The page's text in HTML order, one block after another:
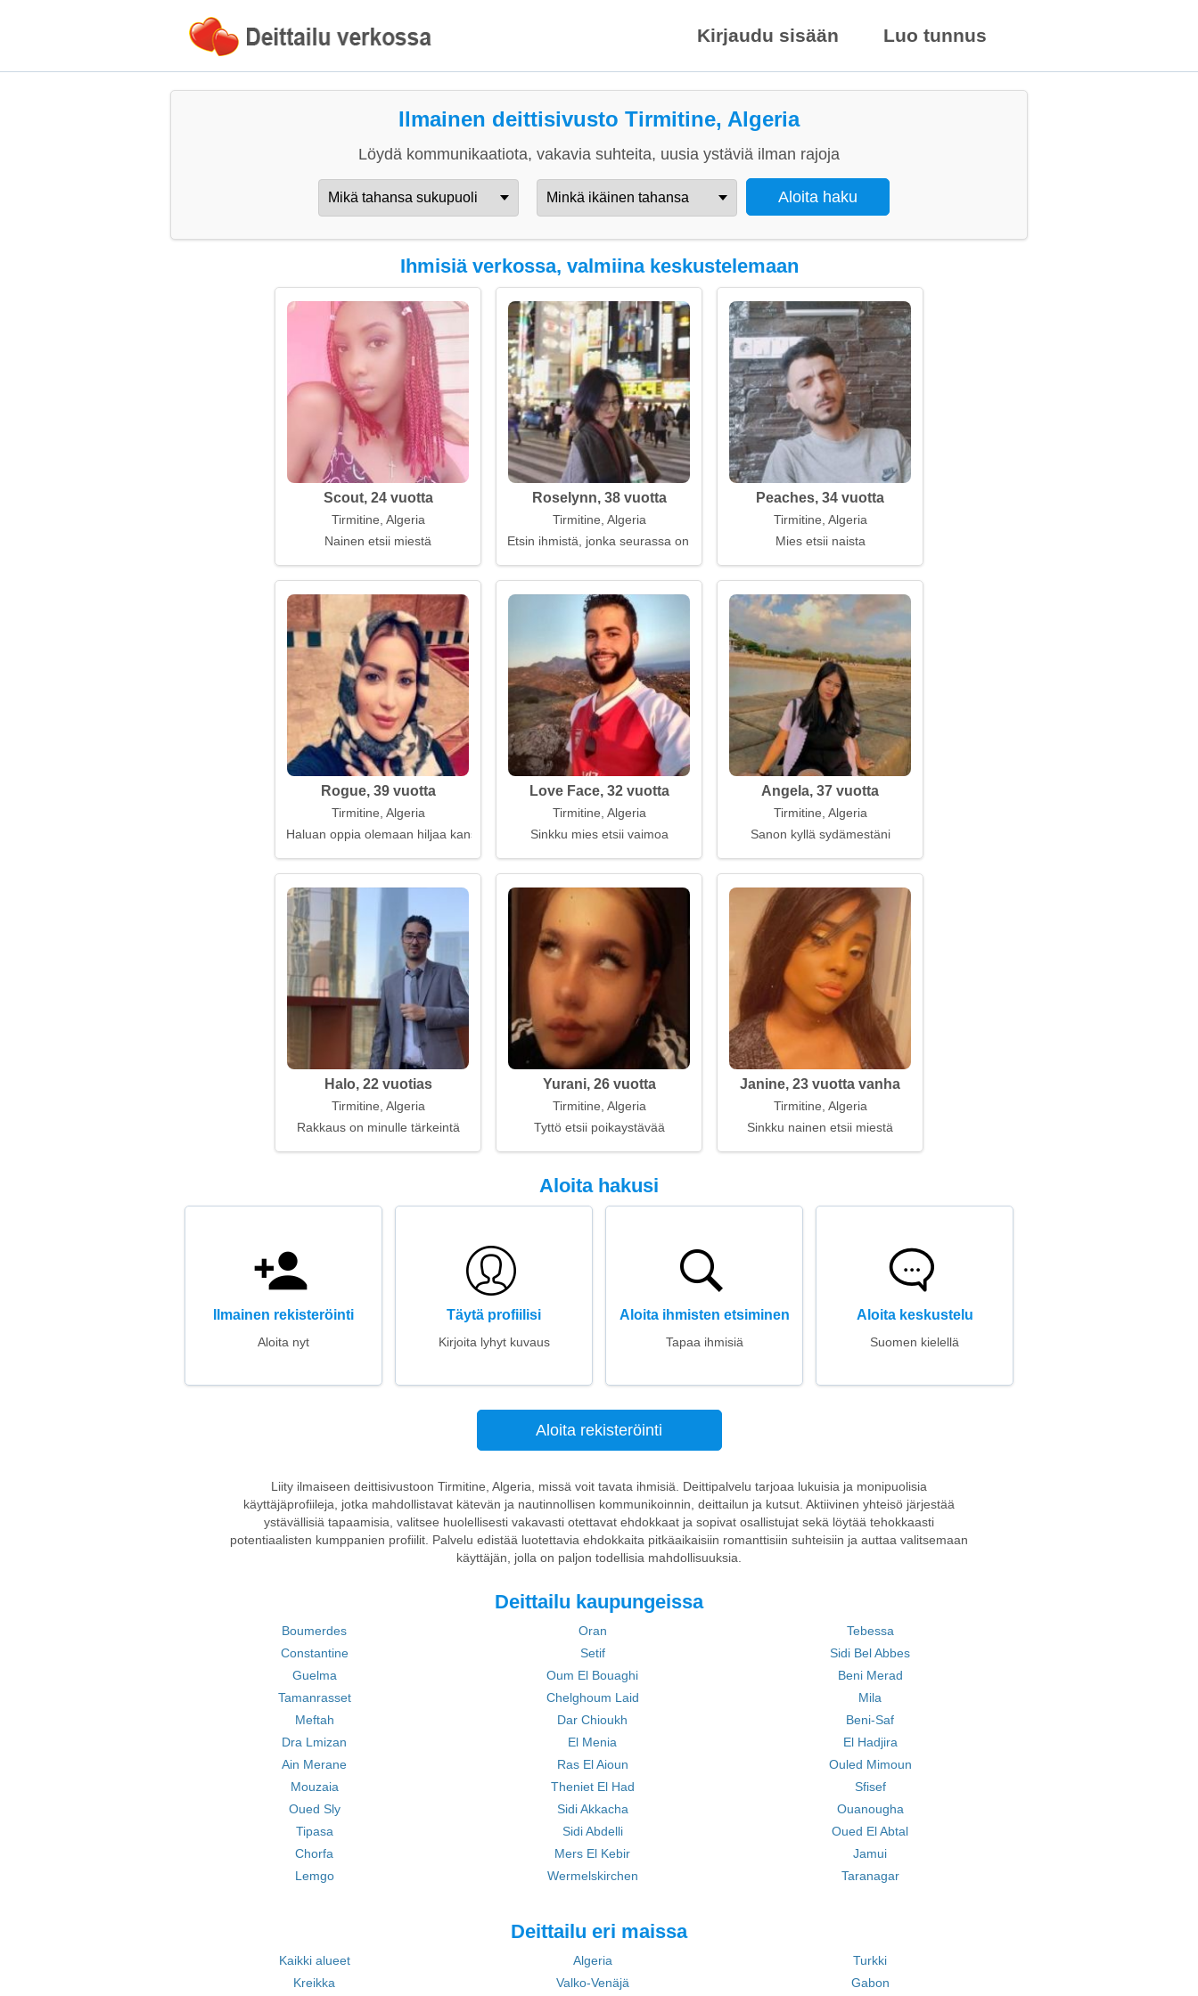
Kirjaudu sisään Luo tunnus
Ilmainen deittisivusto Tirmitine, Algeria
Löydä kommunikaatiota, vakavia suhteita, uusia ystäviä ilman rajoja
Ihmisiä verkossa, valmiina keskustelemaan
Scout, 24 vuotta
Tirmitine, Algeria
Nainen etsii miestä
Roselynn, 38 vuotta
Tirmitine, Algeria
Etsin ihmistä, jonka seurassa on lämmintä
Peaches, 34 vuotta
Tirmitine, Algeria
Mies etsii naista
Rogue, 39 vuotta
Tirmitine, Algeria
Haluan oppia olemaan hiljaa kanssasi
Love Face, 32 vuotta
Tirmitine, Algeria
Sinkku mies etsii vaimoa
Angela, 37 vuotta
Tirmitine, Algeria
Sanon kyllä sydämestäni
Halo, 22 vuotias
Tirmitine, Algeria
Rakkaus on minulle tärkeintä
Yurani, 26 vuotta
Tirmitine, Algeria
Tyttö etsii poikaystävää
Janine, 23 vuotta vanha
Tirmitine, Algeria
Sinkku nainen etsii miestä
Aloita hakusi
Ilmainen rekisteröinti
Aloita nyt
Täytä profiilisi
Kirjoita lyhyt kuvaus
Aloita ihmisten etsiminen
Tapaa ihmisiä
Aloita keskustelu
Suomen kielellä
Aloita rekisteröinti
Liity ilmaiseen deittisivustoon Tirmitine, Algeria, missä voit tavata ihmisiä. Deittipalvelu tarjoaa lukuisia ja monipuolisia
käyttäjäprofiileja, jotka mahdollistavat kätevän ja nautinnollisen kommunikoinnin, deittailun ja kutsut. Aktiivinen yhteisö järjestää
ystävällisiä tapaamisia, valitsee huolellisesti vakavasti otettavat ehdokkaat ja sopivat osallistujat sekä löytää tehokkaasti
potentiaalisten kumppanien profiilit. Palvelu edistää luotettavia ehdokkaita pitkäaikaisiin romanttisiin suhteisiin ja auttaa valitsemaan
käyttäjän, jolla on paljon todellisia mahdollisuuksia.
Deittailu kaupungeissa
Boumerdes Oran
Tebessa
Constantine
Setif
Sidi Bel Abbes
Guelma
Oum El Bouaghi
Beni Merad
Tamanrasset
Chelghoum Laid
Mila
Meftah
Dar Chioukh
Beni-Saf
Dra Lmizan
El Menia
El Hadjira
Ain Merane
Ras El Aioun
Ouled Mimoun
Mouzaia
Theniet El Had
Sfisef
Oued Sly
Sidi Akkacha
Ouanougha
Tipasa
Sidi Abdelli
Oued El Abtal
Chorfa
Mers El Kebir
Jamui
Lemgo
Wermelskirchen Taranagar
Deittailu eri maissa
Kaikki alueet Algeria
Turkki
Kreikka
Valko-Venäjä Gabon